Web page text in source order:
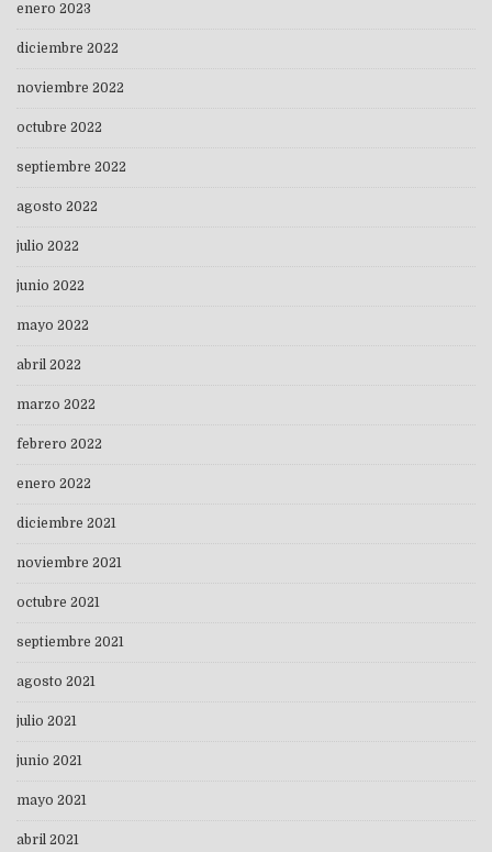
enero 2023
diciembre 2022
noviembre 2022
octubre 2022
septiembre 2022
agosto 2022
julio 2022
junio 2022
mayo 2022
abril 2022
marzo 2022
febrero 2022
enero 2022
diciembre 2021
noviembre 2021
octubre 2021
septiembre 2021
agosto 2021
julio 2021
junio 2021
mayo 2021
abril 2021